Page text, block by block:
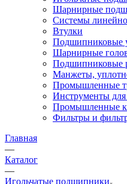
Шарнирные
Системы
Втулки
Подшипниковые
Шарнирные
Подшипниковые
Манжеты,
Промышленные
Инструменты
Промышленные
Фильтры и
Главная
—
Каталог
—
Игольчатые подшипники